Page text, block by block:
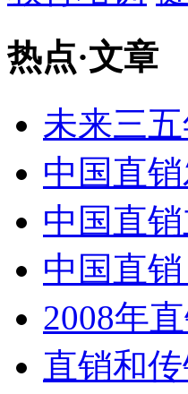
热点·文章
未来三
中国直
中国直
中国直
2008年
直销和